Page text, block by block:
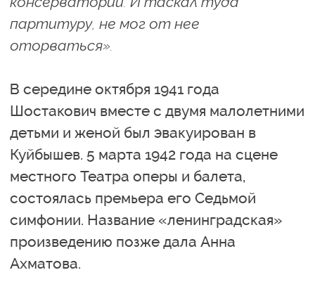
партитуру, не мог от нее
оторваться».
В середине октября 1941 года
Шостакович вместе с двумя малолетними
детьми и женой был эвакуирован в
Куйбышев. 5 марта 1942 года на сцене
местного Театра оперы и балета,
состоялась премьера его Седьмой
симфонии. Название «ленинградская»
произведению позже дала Анна
Ахматова.